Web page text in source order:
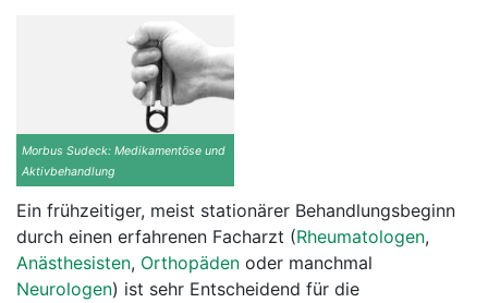
Morbus Sudeck: Medikamentöse und
Aktivbehandlung
Ein frühzeitiger, meist stationärer Behandlungsbeginn
durch einen erfahrenen Facharzt (Rheumatologen,
Anästhesisten, Orthopäden oder manchmal
Neurologen) ist sehr Entscheidend für die